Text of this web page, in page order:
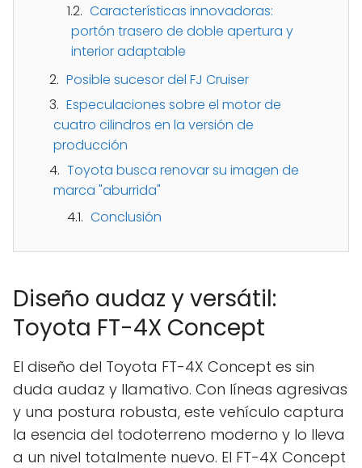
Características innovadoras:
portón trasero de doble apertura y
interior adaptable
Posible sucesor del FJ Cruiser
Especulaciones sobre el motor de
cuatro cilindros en la versión de
producción
Toyota busca renovar su imagen de
marca "aburrida"
Conclusión
Diseño audaz y versátil:
Toyota FT-4X Concept
El diseño del Toyota FT-4X Concept es sin
duda audaz y llamativo. Con líneas agresivas
y una postura robusta, este vehículo captura
la esencia del todoterreno moderno y lo lleva
a un nivel totalmente nuevo. El FT-4X Concept